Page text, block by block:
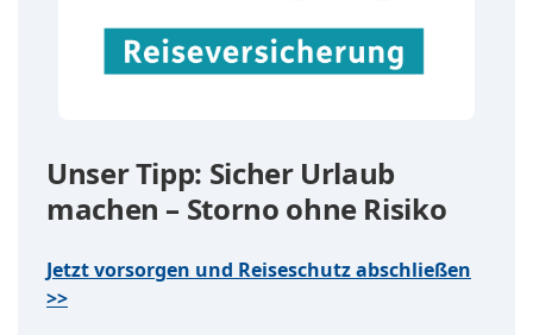
Unser Tipp: Sicher Urlaub
machen – Storno ohne Risiko
Jetzt vorsorgen und Reiseschutz abschließen
>>